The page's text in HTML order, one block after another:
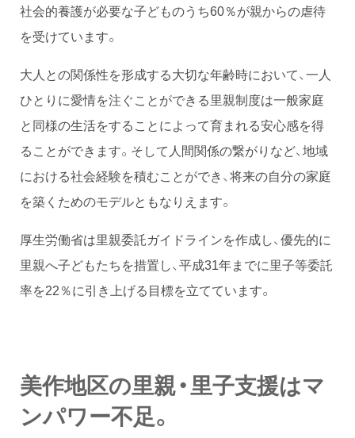
社会的養護が必要な子どものうち60％が親からの虐待
を受けています。
大人との関係性を形成する大切な年齢時において、一人
ひとりに愛情を注ぐことができる里親制度は一般家庭
と同様の生活をすることによって育まれる安心感を得
ることができます。そして人間関係の繋がりなど、地域
における社会経験を積むことができ、将来の自分の家庭
を築くためのモデルともなりえます。
厚生労働省は里親委託ガイドラインを作成し、優先的に
里親へ子どもたちを措置し、平成31年までに里子等委託
率を22％に引き上げる目標を立てています。
美作地区の里親・里子支援はマ
ンパワー不足。